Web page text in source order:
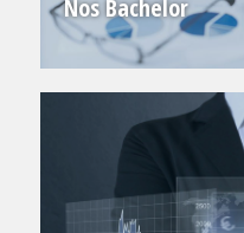
Nos Bachelor